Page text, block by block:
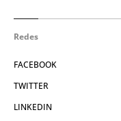
Redes
FACEBOOK
TWITTER
LINKEDIN